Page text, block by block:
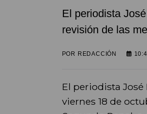
El periodista
revisión de las
POR REDACCIÓN
El periodista
viernes 18 de